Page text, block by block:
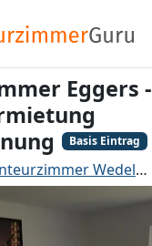
Eggers -
Basis Eintrag
Wedel